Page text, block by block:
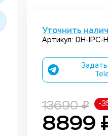
Уточнить
Артикул: DH-IPC-
13690 ₽ -
8899